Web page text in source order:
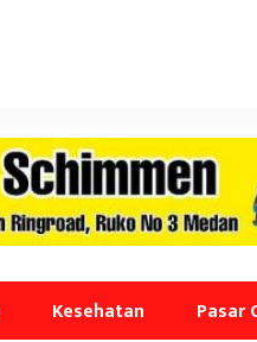
Kesehatan Pasar